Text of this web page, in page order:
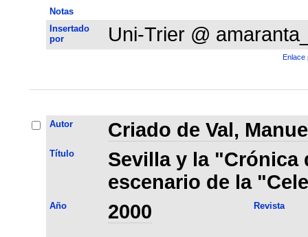
Notas
Insertado
por
Uni-Trier @
Enlace
Autor Criado de Val,
Título
Sevilla y la "Crónica
escenario de la
Año 2000 Revista